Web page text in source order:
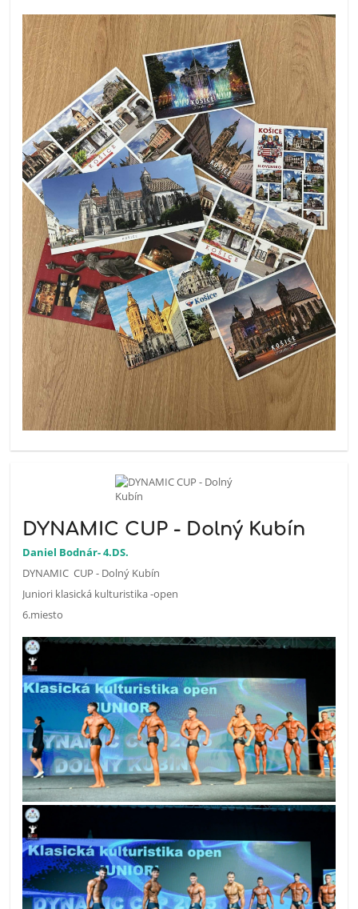
DYNAMIC CUP - Dolný Kubín
Daniel Bodnár- 4.DS.
DYNAMIC CUP - Dolný Kubín
Juniori klasická kulturistika -open
6.miesto